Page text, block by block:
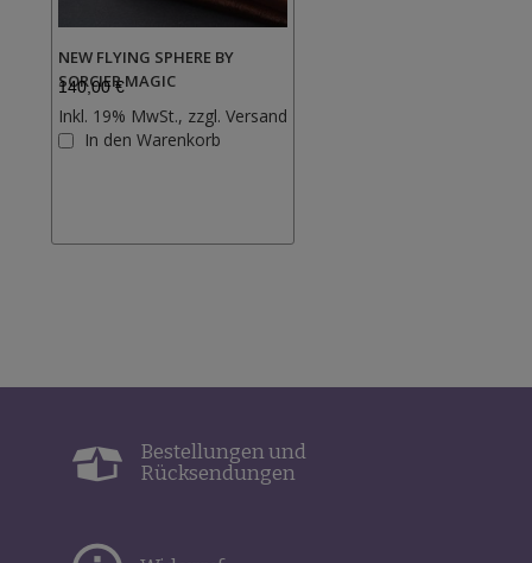
NEW FLYING SPHERE BY
SORCIER MAGIC
140,00 €
Inkl. 19% MwSt., zzgl. Versand
In den Warenkorb
Bestellungen und
Rücksendungen